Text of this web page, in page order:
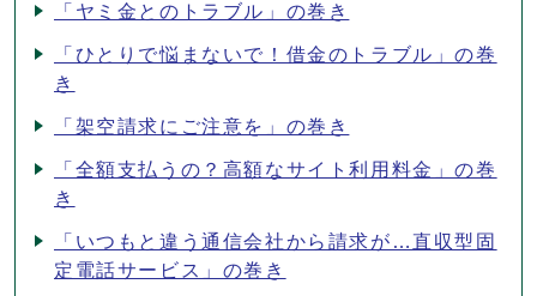
「ヤミ金とのトラブル」の巻き
「ひとりで悩まないで！借金のトラブル」の巻
き
「架空請求にご注意を」の巻き
「全額支払うの？高額なサイト利用料金」の巻
き
「いつもと違う通信会社から請求が…直収型固
定電話サービス」の巻き